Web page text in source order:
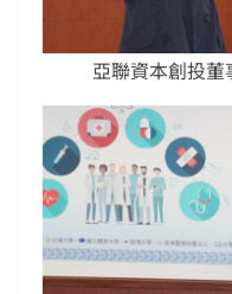
亞聯資本創投